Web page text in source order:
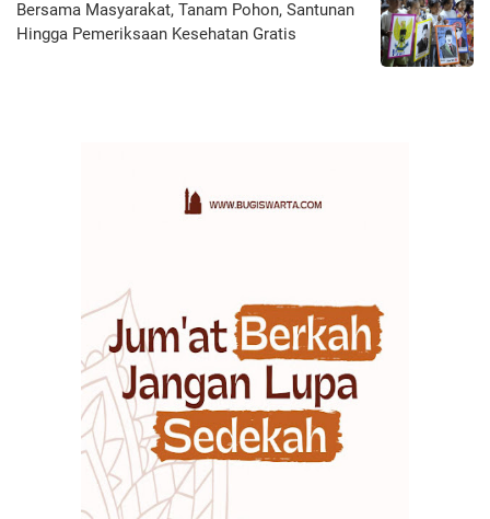
Bersama Masyarakat, Tanam Pohon, Santunan
Hingga Pemeriksaan Kesehatan Gratis